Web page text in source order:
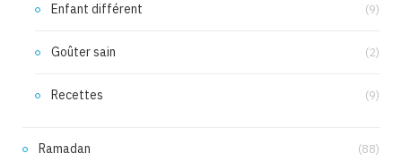
Enfant différent (9)
Goûter sain (2)
Recettes (9)
Ramadan (88)